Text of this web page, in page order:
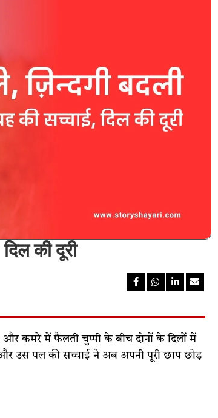
की दूरी
कमरे में फैलती चुप्पी के बीच दोनों के दिलों में
उस पल की सच्चाई ने अब अपनी पूरी छाप छोड़